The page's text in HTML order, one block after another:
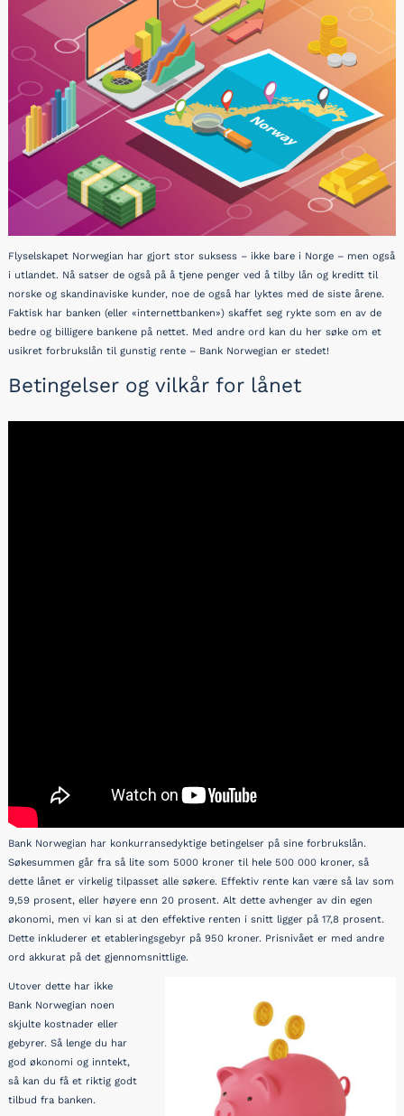
Flyselskapet Norwegian har gjort stor suksess – ikke bare i Norge – men også
i utlandet. Nå satser de også på å tjene penger ved å tilby lån og kreditt til
norske og skandinaviske kunder, noe de også har lyktes med de siste årene.
Faktisk har banken (eller «internettbanken») skaffet seg rykte som en av de
bedre og billigere bankene på nettet. Med andre ord kan du her søke om et
usikret forbrukslån til gunstig rente – Bank Norwegian er stedet!
Betingelser og vilkår for lånet
Bank Norwegian har konkurransedyktige betingelser på sine forbrukslån.
Søkesummen går fra så lite som 5000 kroner til hele 500 000 kroner, så
dette lånet er virkelig tilpasset alle søkere. Effektiv rente kan være så lav som
9,59 prosent, eller høyere enn 20 prosent. Alt dette avhenger av din egen
økonomi, men vi kan si at den effektive renten i snitt ligger på 17,8 prosent.
Dette inkluderer et etableringsgebyr på 950 kroner. Prisnivået er med andre
ord akkurat på det gjennomsnittlige.
Utover dette har ikke
Bank Norwegian noen
skjulte kostnader eller
gebyrer. Så lenge du har
god økonomi og inntekt,
så kan du få et riktig godt
tilbud fra banken.